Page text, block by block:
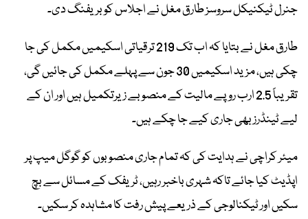
جنرل ٹیکنیکل سروسز طارق مغل نے اجلاس کو بریفنگ دی۔
طارق مغل نے بتایا کہ اب تک 219 ترقیاتی اسکیمیں مکمل کی جا
چکی ہیں، مزید اسکیمیں 30 جون سے پہلے مکمل کی جائیں گی،
تقریباً 2.5 ارب روپے مالیت کے منصوبے زیرتکمیل ہیں اور ان کے
لیے ٹینڈرز بھی جاری کیے جا چکے ہیں۔
میئر کراچی نے ہدایت کی کہ تمام جاری منصوبوں کو گوگل میپ پر
اپڈیٹ کیا جائے تاکہ شہری باخبر رہیں، ٹریفک کے مسائل سے بچ
سکیں اور ٹیکنالوجی کے ذریعے پیش رفت کا مشاہدہ کر سکیں۔